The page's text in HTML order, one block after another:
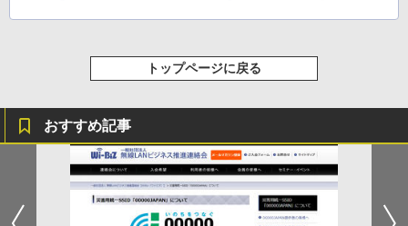
トップページに戻る
おすすめ記事